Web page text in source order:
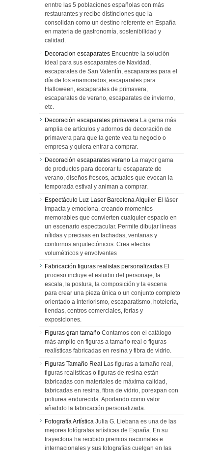
enntre las 5 poblaciones españolas con más
restaurantes y recibe distinciones que la
consolidan como un destino referente en España
en materia de gastronomía, sostenibilidad y
calidad.
Decoracion escaparates Encuentre la solución
ideal para sus escaparates de Navidad,
escaparates de San Valentín, escaparates para el
día de los enamorados, escaparates para
Halloween, escaparates de primavera,
escaparates de verano, escaparates de invierno,
etc.
Decoración escaparates primavera La gama más
amplia de artículos y adornos de decoración de
primavera para que la gente vea tu negocio o
empresa y quiera entrar a comprar.
Decoración escaparates verano La mayor gama
de productos para decorar tu escaparate de
verano, diseños frescos, actuales que evocan la
temporada estival y animan a comprar.
Espectáculo Luz Laser Barcelona Alquiler El láser
impacta y emociona, creando momentos
memorables que convierten cualquier espacio en
un escenario espectacular. Permite dibujar líneas
nítidas y precisas en fachadas, ventanas y
contornos arquitectónicos. Crea efectos
volumétricos y envolventes
Fabricación figuras realistas personalizadas El
proceso incluye el estudio del personaje, la
escala, la postura, la composición y la escena
para crear una pieza única o un conjunto completo
orientado a interiorismo, escaparatismo, hotelería,
tiendas, centros comerciales, ferias y
exposiciones.
Figuras gran tamaño Contamos con el catálogo
más amplio en figuras a tamaño real o figuras
realísticas fabricadas en resina y fibra de vidrio.
Figuras Tamaño Real Las figuras a tamaño real,
figuras realísticas o figuras de resina están
fabricadas con materiales de máxima calidad,
fabricadas en resina, fibra de vidrio, porexpan con
poliurea endurecida. Aportando como valor
añadido la fabricación personalizada.
Fotografía Artística Julia G. Liebana es una de las
mejores fotógrafas artísticas de España. En su
trayectoria ha recibido premios nacionales e
internacionales y sus fotografías cuelgan en las